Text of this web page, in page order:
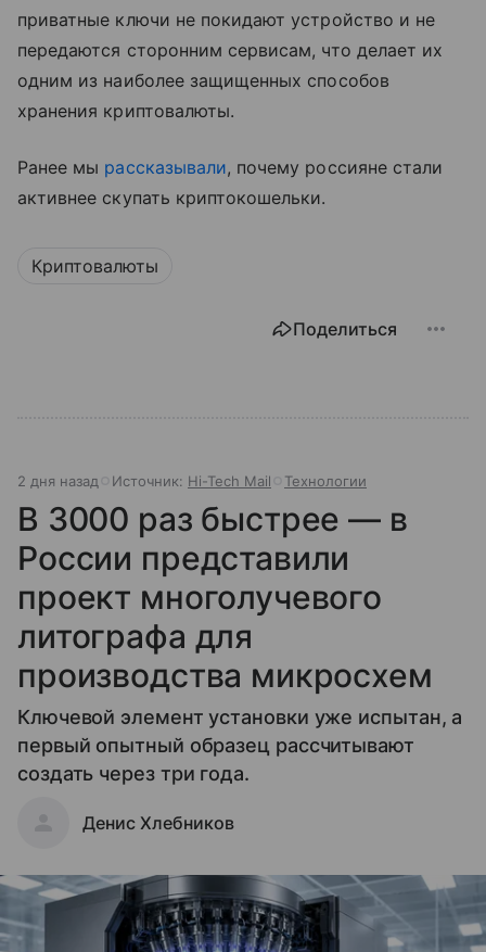
приватные ключи не покидают устройство и не
передаются сторонним сервисам, что делает их
одним из наиболее защищенных способов
хранения криптовалюты.
Ранее мы рассказывали, почему россияне стали
активнее скупать криптокошельки.
Криптовалюты
Поделиться
2 дня назад Источник: Hi-Tech Mail Технологии
В 3000 раз быстрее — в
России представили
проект многолучевого
литографа для
производства микросхем
Ключевой элемент установки уже испытан, а
первый опытный образец рассчитывают
создать через три года.
Денис Хлебников